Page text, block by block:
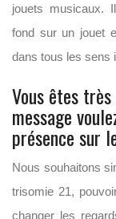
jouets musicaux.
fond sur un jouet
dans tous les sens
Vous êtes
message
présence sur
Nous souhaitons
trisomie 21,
changer les